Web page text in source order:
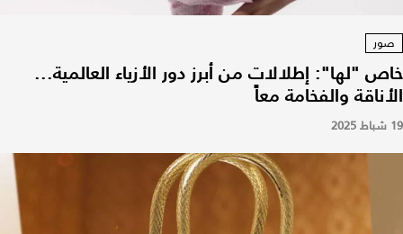
صور
خاص "لها": إطلالات من أبرز دور الأزياء العالمية...
الأناقة والفخامة معاً
19 شباط 2025